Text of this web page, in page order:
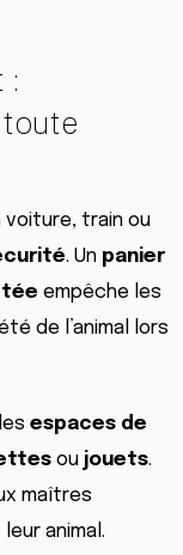
:
voiture, train ou
. Un panier
empêche les
de l’animal lors
espaces de
ou jouets.
maîtres
animal.